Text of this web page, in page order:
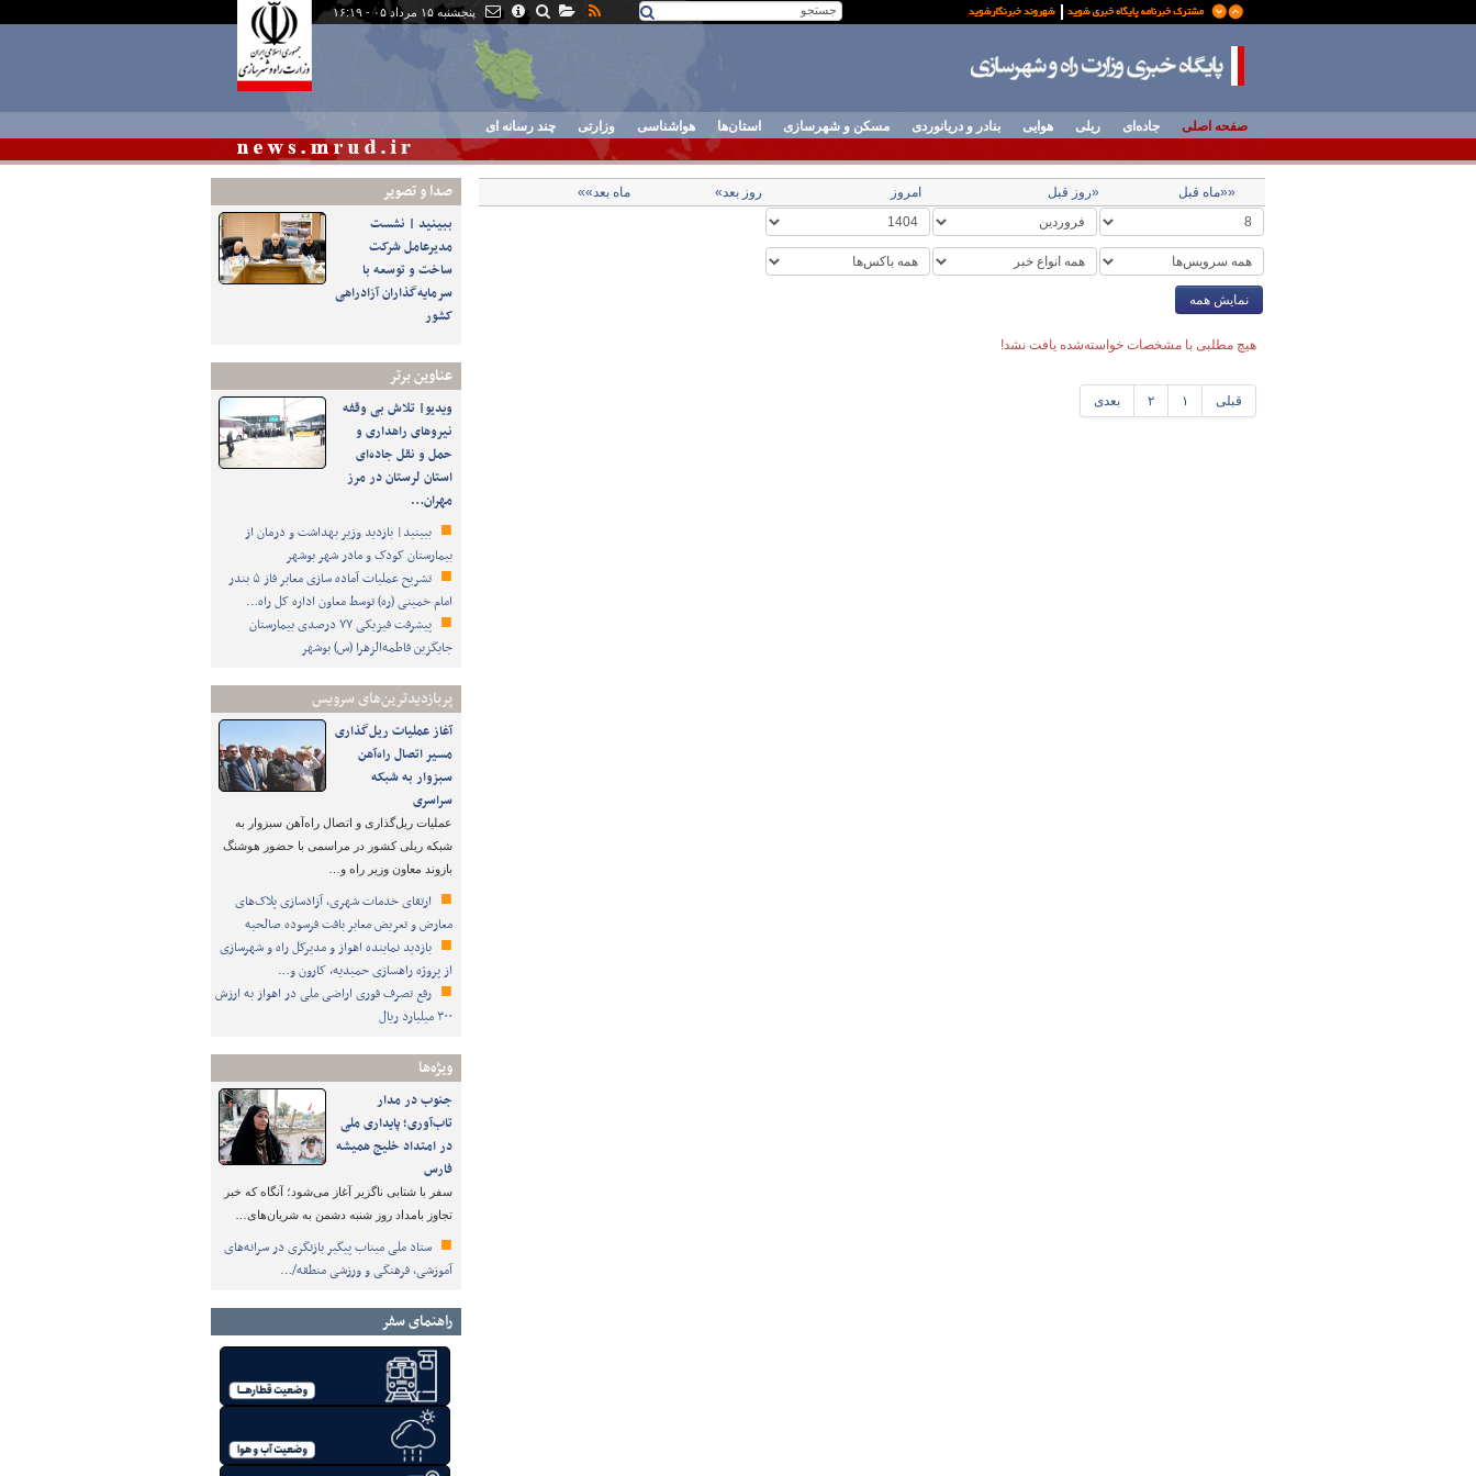
پنجشنبه ۱۵ مرداد ۰۵ - ۱۶:۱۹
صفحه اصلی جاده‌ای ریلی هوایی بنادر و دریانوردی مسکن و شهرسازی استان‌ها هواشناسی وزارتی چند رسانه ای
صدا و تصوير
ببینید | نشست
مدیرعامل شرکت
ساخت و توسعه با
سرمایه‌گذاران آزادراهی
کشور
عناوین برتر
ویدیو| تلاش بی وقفه
نیروهای راهداری و
حمل و نقل جاده‌ای
استان لرستان در مرز
مهران…
ببینید| بازدید وزیر بهداشت و درمان از
بیمارستان کودک و مادر شهر بوشهر
تشریح عملیات آماده سازی معابر فاز ۵ بندر
امام خمینی (ره) توسط معاون اداره کل راه…
پیشرفت فیزیکی ۷۷ درصدی بیمارستان
جایگزین فاطمه‌الزهرا (س) بوشهر
پربازدیدترین‌های سرویس
آغاز عملیات ریل‌گذاری
مسیر اتصال راه‌آهن
سبزوار به شبکه
سراسری
عملیات ریل‌گذاری و اتصال راه‌آهن سبزوار به
شبکه ریلی کشور در مراسمی با حضور هوشنگ
بازوند معاون وزیر راه و…
ارتقای خدمات شهری، آزادسازی پلاک‌های
معارض و تعریض معابر بافت فرسوده صالحیه
بازدید نماینده اهواز و مدیرکل راه و شهرسازی
از پروژه راهسازی حمیدیه، کارون و…
رفع تصرف فوری اراضی ملی در اهواز به ارزش
۳۰۰ میلیارد ریال
ویژه‌ها
جنوب در مدار
تاب‌آوری؛ پایداری ملی
در امتداد خلیج همیشه
فارس
سفر با شتابی ناگزیر آغاز می‌شود؛ آنگاه که خبر
تجاوز بامداد روز شنبه دشمن به شریان‌های…
ستاد ملی میناب پیگیر بازنگری در سرانه‌های
آموزشی، فرهنگی و ورزشی منطقه/…
راهنمای سفر
««ماه قبل «روز قبل امروز روز بعد» ماه بعد»»
نمایش همه
هیچ مطلبی با مشخصات خواسته‌شده یافت نشد!
قبلی ۱ ۲ بعدی